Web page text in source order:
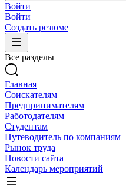
Войти
Войти
Создать резюме
Все разделы
Главная
Соискателям
Предпринимателям
Работодателям
Студентам
Путеводитель по компаниям
Рынок труда
Новости сайта
Календарь мероприятий